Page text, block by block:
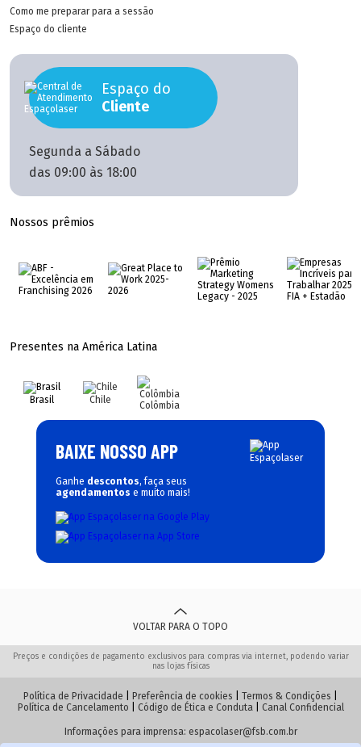
Como me preparar para a sessão
Espaço do cliente
Espaço do
Cliente
Segunda a Sábado
das 09:00 às 18:00
Nossos prêmios
Presentes na América Latina
Brasil Chile Colômbia
BAIXE NOSSO APP
Ganhe descontos, faça seus
agendamentos e muito mais!
VOLTAR PARA O TOPO
Preços e condições de pagamento exclusivos para compras via internet, podendo variar
nas lojas físicas
Política de Privacidade Preferência de cookies Termos & Condições
Política de Cancelamento
Código de Ética e Conduta| Canal Confidencial
Informações para imprensa: espacolaser@fsb.com.br